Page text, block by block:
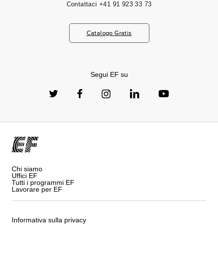
Contattaci +41 91 923 33 73
Catalogo Gratis
Segui EF su
Chi siamo
Uffici EF
Tutti i programmi EF
Lavorare per EF
Informativa sulla privacy